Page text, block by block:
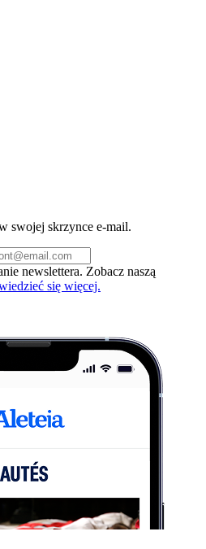
swojej skrzynce e-mail.
newslettera. Zobacz naszą
się więcej.